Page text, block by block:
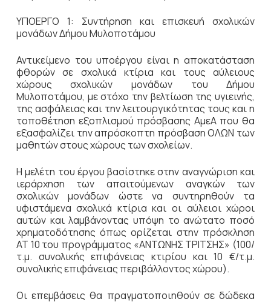
ΥΠΟΕΡΓΟ 1: Συντήρηση και επισκευή σχολικών
μονάδων Δήμου Μυλοποτάμου
Αντικείμενο του υποέργου είναι η αποκατάσταση
φθορών σε σχολικά κτίρια και τους αύλειους
χώρους σχολικών μονάδων του Δήμου
Μυλοποτάμου, με στόχο την βελτίωση της υγιεινής,
της ασφάλειας και την λειτουργικότητας τους και η
τοποθέτηση εξοπλισμού πρόσβασης ΑμεΑ που θα
εξασφαλίζει την απρόσκοπτη πρόσβαση ΟΛΩΝ των
μαθητών στους χώρους των σχολείων.
Η μελέτη του έργου βασίστηκε στην αναγνώριση και
ιεράρχηση των απαιτούμενων αναγκών των
σχολικών μονάδων ώστε να συντηρηθούν τα
υφιστάμενα σχολικά κτίρια και οι αύλειοι χώροι
αυτών και λαμβάνοντας υπόψη το ανώτατο ποσό
χρηματοδότησης όπως ορίζεται στην πρόσκληση
ΑΤ 10 του προγράμματος «ΑΝΤΩΝΗΣ ΤΡΙΤΣΗΣ» (100/
τ.μ. συνολικής επιφάνειας κτιρίου και 10 €/τ.μ.
συνολικής επιφάνειας περιβάλλοντος χώρου).
Οι επεμβάσεις θα πραγματοποιηθούν σε δώδεκα